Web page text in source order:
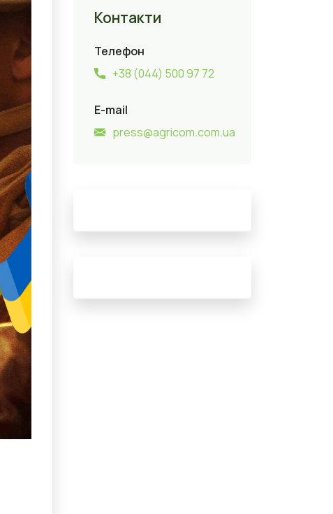
Контакти
Телефон
+38 (044) 500 97 72
E-mail
press@agricom.com.ua